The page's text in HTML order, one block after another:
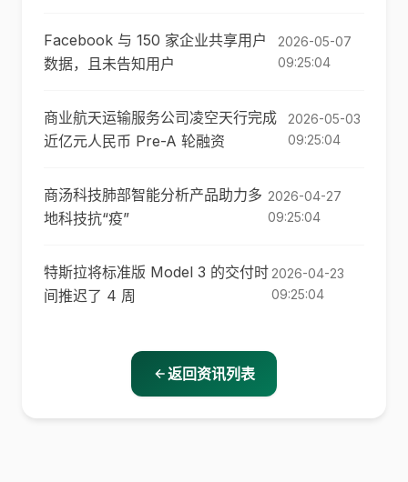
Facebook 与 150 家企业共享用户
数据，且未告知用户
2026-05-07
09:25:04
商业航天运输服务公司凌空天行完成
近亿元人民币 Pre-A 轮融资
2026-05-03
09:25:04
商汤科技肺部智能分析产品助力多
地科技抗“疫”
2026-04-27
09:25:04
特斯拉将标准版 Model 3 的交付时
间推迟了 4 周
2026-04-23
09:25:04
返回资讯列表